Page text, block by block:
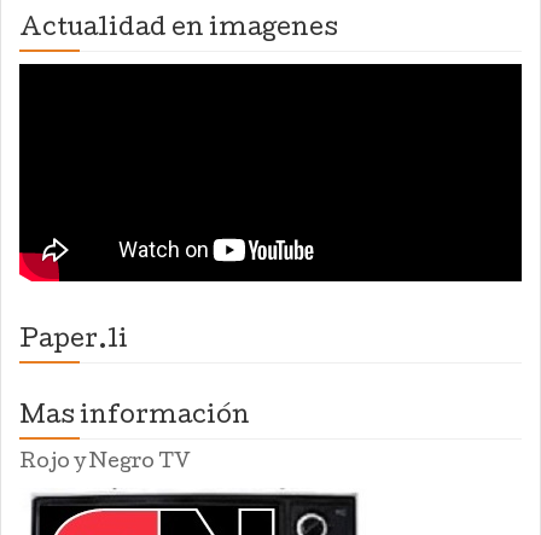
Actualidad en imagenes
Paper.li
Mas información
Rojo y Negro TV